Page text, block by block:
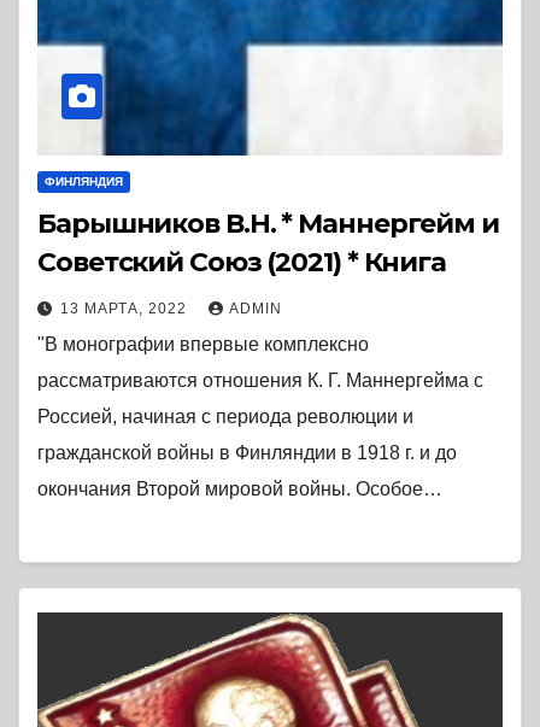
ФИНЛЯНДИЯ
Барышников В.Н. * Маннергейм и
Советский Союз (2021) * Книга
13 МАРТА, 2022 ADMIN
"В монографии впервые комплексно
рассматриваются отношения К. Г. Маннергейма с
Россией, начиная с периода революции и
гражданской войны в Финляндии в 1918 г. и до
окончания Второй мировой войны. Особое…